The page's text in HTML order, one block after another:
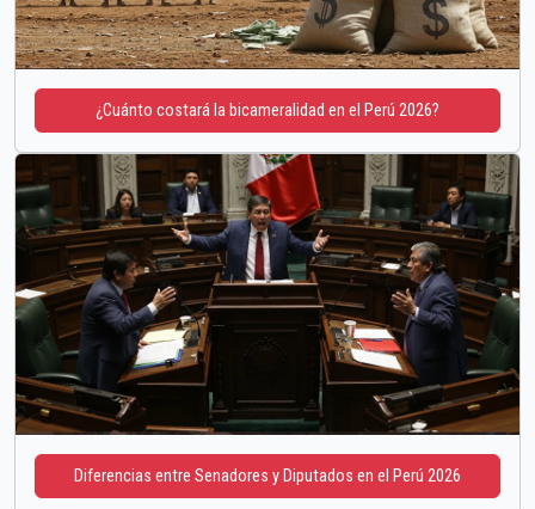
¿Cuánto costará la bicameralidad en el Perú 2026?
Diferencias entre Senadores y Diputados en el Perú 2026